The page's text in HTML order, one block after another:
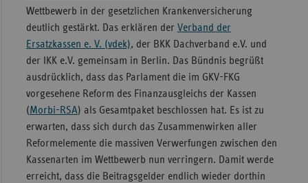
Wettbewerb in der gesetzlichen Krankenversicherung
deutlich gestärkt. Das erklären der Verband der
Ersatzkassen e. V. (vdek), der BKK Dachverband e.V. und
der IKK e.V. gemeinsam in Berlin. Das Bündnis begrüßt
ausdrücklich, dass das Parlament die im GKV-FKG
vorgesehene Reform des Finanzausgleichs der Kassen
(Morbi-RSA) als Gesamtpaket beschlossen hat. Es ist zu
erwarten, dass sich durch das Zusammenwirken aller
Reformelemente die massiven Verwerfungen zwischen den
Kassenarten im Wettbewerb nun verringern. Damit werde
erreicht, dass die Beitragsgelder endlich wieder dorthin